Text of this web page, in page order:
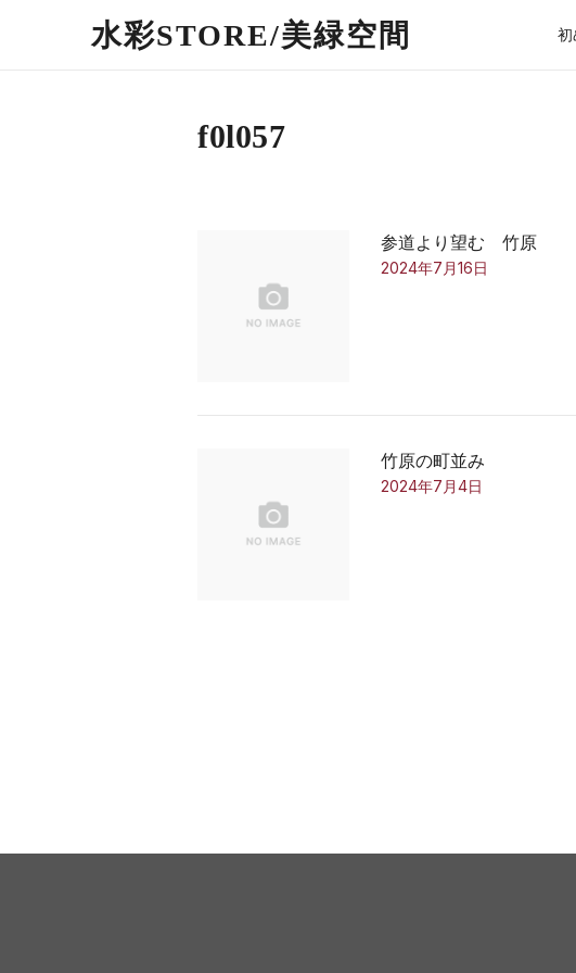
水彩STORE/​美緑空間 初
f0l057
2024年7月16日
参道より望む 竹原
2024年7月4日
竹原の町並み